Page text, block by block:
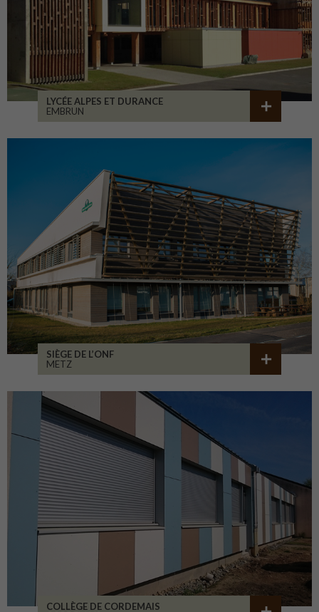
LYCÉE ALPES ET DURANCE
EMBRUN
SIÈGE DE L’ONF
METZ
COLLÈGE DE CORDEMAIS